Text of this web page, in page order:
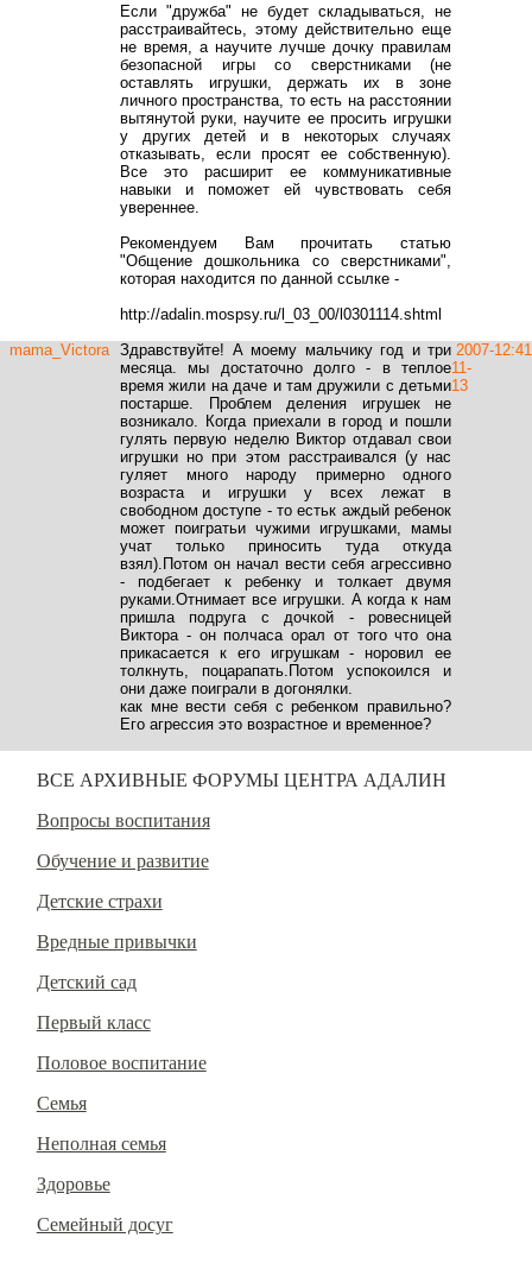
Если "дружба" не будет складываться, не
расстраивайтесь, этому действительно еще
не время, а научите лучше дочку правилам
безопасной игры со сверстниками (не
оставлять игрушки, держать их в зоне
личного пространства, то есть на расстоянии
вытянутой руки, научите ее просить игрушки
у других детей и в некоторых случаях
отказывать, если просят ее собственную).
Все это расширит ее коммуникативные
навыки и поможет ей чувствовать себя
увереннее.
Рекомендуем Вам прочитать статью
"Общение дошкольника со сверстниками",
которая находится по данной ссылке -
http://adalin.mospsy.ru/l_03_00/l0301114.shtml
mama_Victora Здравствуйте! А моему мальчику год и три
месяца. мы достаточно долго - в теплое
время жили на даче и там дружили с детьми
постарше. Проблем деления игрушек не
возникало. Когда приехали в город и пошли
гулять первую неделю Виктор отдавал свои
игрушки но при этом расстраивался (у нас
гуляет много народу примерно одного
возраста и игрушки у всех лежат в
свободном доступе - то естьк аждый ребенок
может поигратьи чужими игрушками, мамы
учат только приносить туда откуда
взял).Потом он начал вести себя агрессивно
- подбегает к ребенку и толкает двумя
руками.Отнимает все игрушки. А когда к нам
пришла подруга с дочкой - ровесницей
Виктора - он полчаса орал от того что она
прикасается к его игрушкам - норовил ее
толкнуть, поцарапать.Потом успокоился и
они даже поиграли в догонялки.
как мне вести себя с ребенком правильно?
Его агрессия это возрастное и временное?
2007-
11-
13
ВСЕ АРХИВНЫЕ ФОРУМЫ ЦЕНТРА АДАЛИН
Вопросы воспитания
Обучение и развитие
Детские страхи
Вредные привычки
Детский сад
Первый класс
Половое воспитание
Семья
Неполная семья
Здоровье
Семейный досуг